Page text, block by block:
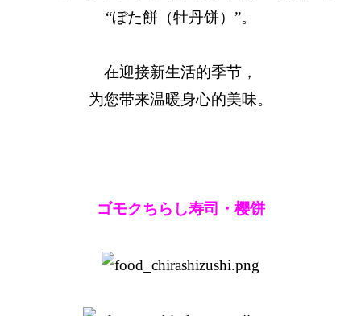
“ぼた餅（牡丹饼）”。
在迎接新生活的季节，
为您带来温暖身心的美味。
ゴモクちらし寿司・樱饼